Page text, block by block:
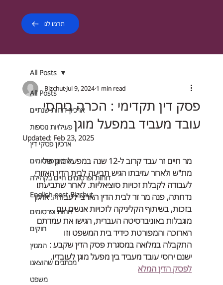
תרמו לנו
All Posts
ארכיון דוחות שנתיים
פעילויות נוספות
ארכיון פסקי דין
ארכיון פרסומים
דוחות ופרסומים חיים בקהילה
English post Bizchut
דוחות ופרסומים
חוקים
המגזין
מכתבים שהוצאנו
משפט
All Posts
פסק דין תקדימי : הכרה ביחסי
עובד מעביד במפעל מוגן
BizchutJul 9, 20241 min read
Updated: Feb 23, 2025
מר חיים זר עבד קרוב ל-12 שנה במפעל מוגן של
מת"ש ולאחר עזיבתו הגיש תביעה לבית הדין האזורי
לעבודה לקבלת זכויות סוציאליות. לאחר שתביעתו
נדחתה, פנה מר זר לבית הדין הארצי לעבודה. ארגון
בזכות, בשיתוף הקליניקה לזכויות אנשים עם
מוגבלות באוניברסיטה העברית, הגישו את עמדתם
הארוכה והמפורטת כידיד בית המשפט וזו
התקבלה במלואה במסגרת פסק הדין שקבע :
ישנם יחסי עובד מעביד בין מפעל מוגן לעובדיו.
לפסק הדין המלא